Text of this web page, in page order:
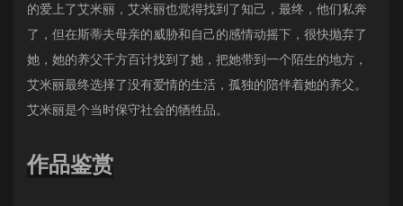
的爱上了艾米丽，艾米丽也觉得找到了知己，最终，他们私奔
了，但在斯蒂夫母亲的威胁和自己的感情动摇下，很快抛弃了
她，她的养父千方百计找到了她，把她带到一个陌生的地方，
艾米丽最终选择了没有爱情的生活，孤独的陪伴着她的养父。
艾米丽是个当时保守社会的牺牲品。
作品鉴赏